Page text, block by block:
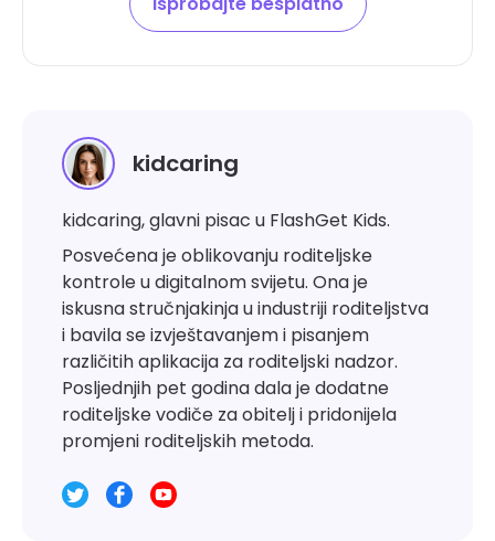
kidcaring
kidcaring, glavni pisac u FlashGet Kids.
Posvećena je oblikovanju roditeljske
kontrole u digitalnom svijetu. Ona je
iskusna stručnjakinja u industriji roditeljstva
i bavila se izvještavanjem i pisanjem
različitih aplikacija za roditeljski nadzor.
Posljednjih pet godina dala je dodatne
roditeljske vodiče za obitelj i pridonijela
promjeni roditeljskih metoda.